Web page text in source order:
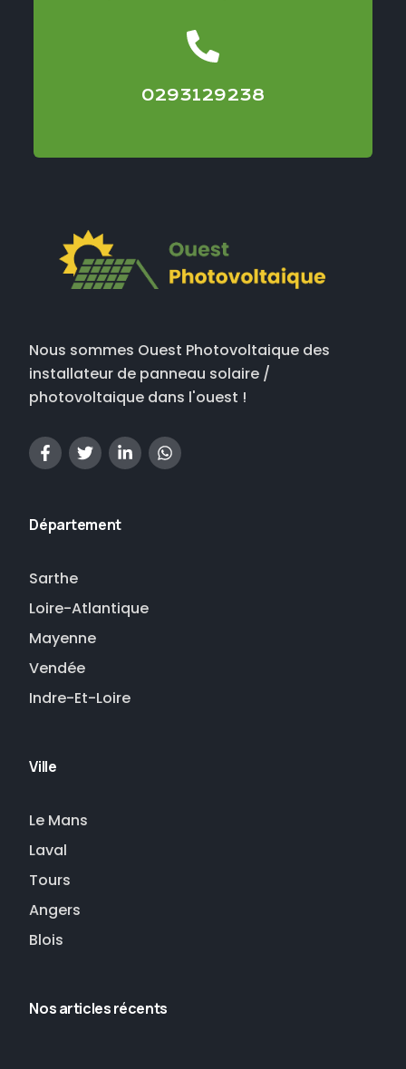
0293129238
Nous sommes Ouest Photovoltaique des
installateur de panneau solaire /
photovoltaique dans l'ouest !
Département
Sarthe
Loire-Atlantique
Mayenne
Vendée
Indre-Et-Loire
Ville
Le Mans
Laval
Tours
Angers
Blois
Nos articles récents